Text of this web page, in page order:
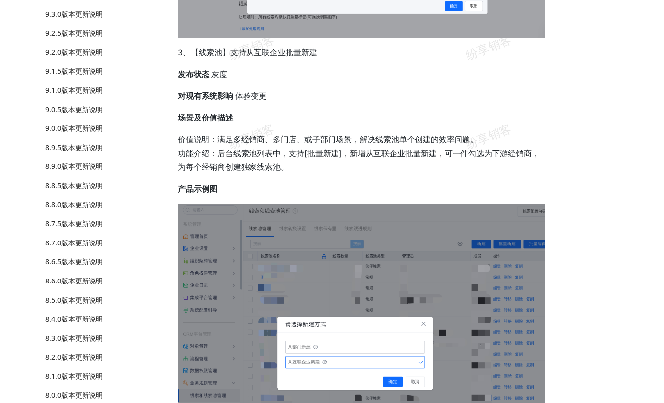
9.3.0版本更新说明
9.2.5版本更新说明
9.2.0版本更新说明
9.1.5版本更新说明
9.1.0版本更新说明
9.0.5版本更新说明
9.0.0版本更新说明
8.9.5版本更新说明
8.9.0版本更新说明
8.8.5版本更新说明
8.8.0版本更新说明
8.7.5版本更新说明
8.7.0版本更新说明
8.6.5版本更新说明
8.6.0版本更新说明
8.5.0版本更新说明
8.4.0版本更新说明
8.3.0版本更新说明
8.2.0版本更新说明
8.1.0版本更新说明
8.0.0版本更新说明
3、【线索池】支持从互联企业批量新建
发布状态 灰度
对现有系统影响 体验变更
场景及价值描述
价值说明：满足多经销商、多门店、或子部门场景，解决线索池单个创建的效率问题。
功能介绍：后台线索池列表中，支持[批量新建]，新增从互联企业批量新建，可一件勾选为下游经销商，
为每个经销商创建独家线索池。
产品示例图